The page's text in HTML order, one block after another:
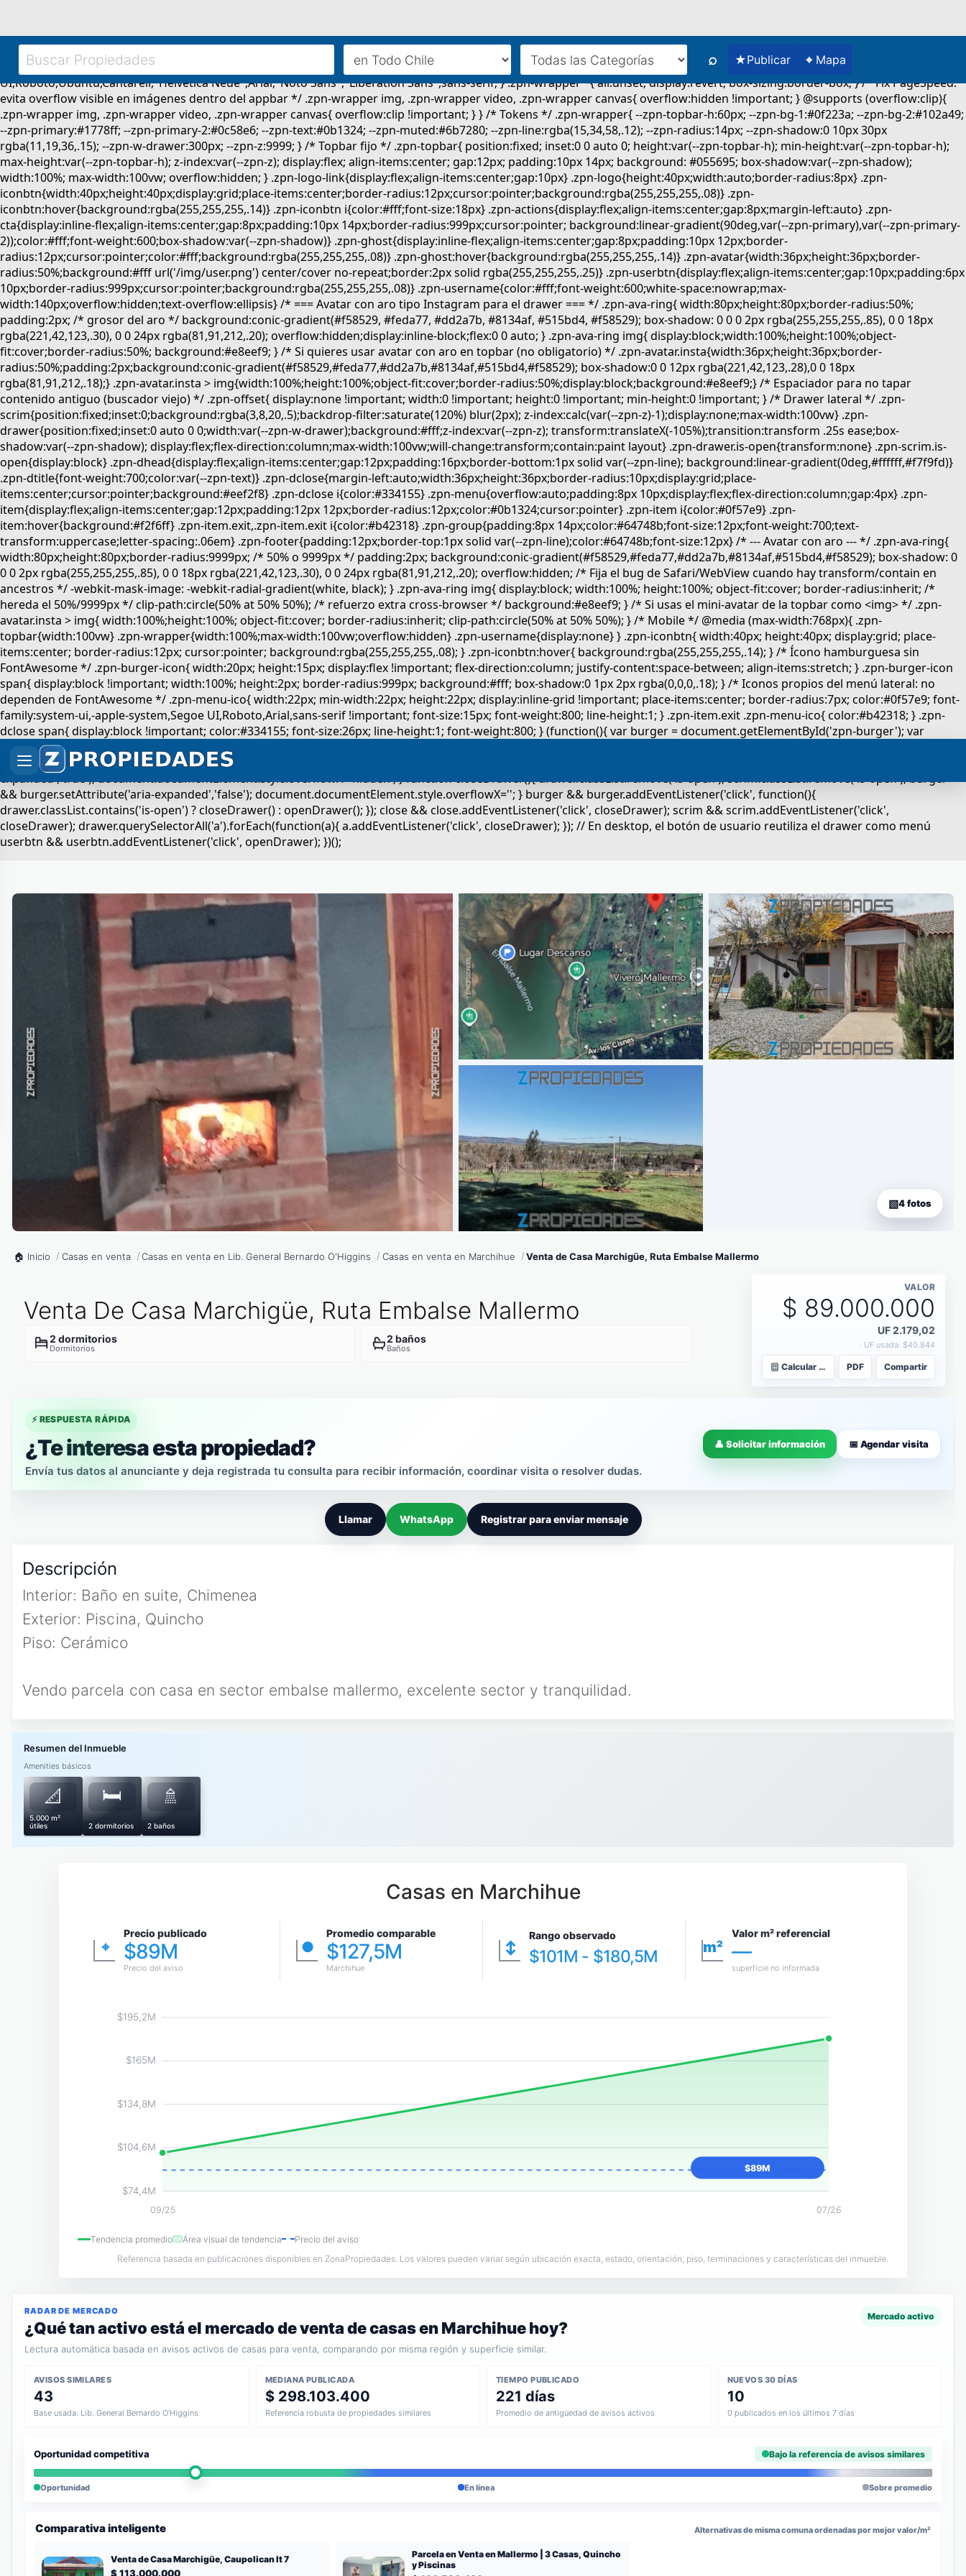
⌕ ★Publicar ⌖ Mapa
4 fotos
Inicio Casas en venta Casas en venta en Lib. General Bernardo O'Higgins Casas en venta en Marchihue Venta de Casa Marchigüe, Ruta Embalse Mallermo
Venta De Casa Marchigüe, Ruta Embalse Mallermo
2 dormitorios
Dormitorios
2 baños
Baños
VALOR
$ 89.000.000
UF 2.179,02
· UF usada: $40.844
Calcular dividendo
PDF Compartir
⚡ RESPUESTA RÁPIDA
¿Te interesa esta propiedad?
Envía tus datos al anunciante y deja registrada tu consulta para recibir información, coordinar visita o resolver dudas.
👤 Solicitar información 📅 Agendar visita
Llamar WhatsApp Registrar para enviar mensaje
Descripción
Interior: Baño en suite, Chimenea
Exterior: Piscina, Quincho
Piso: Cerámico
Vendo parcela con casa en sector embalse mallermo, excelente sector y tranquilidad.
Amenities básicos
📐
5.000 m²
útiles
🛏️
2 dormitorios
🚿
2 baños
Casas en Marchihue
⌖
Precio publicado
$89M
Precio del aviso
●
Promedio comparable
$127,5M
Marchihue
↕
Rango observado
$101M - $180,5M m²
Valor m² referencial
—
superficie no informada
$74,4M
$104,6M
$134,8M
$165M
$195,2M
09/25 07/26
$89M
Tendencia promedio Área visual de tendencia
Precio del aviso
Referencia basada en publicaciones disponibles en ZonaPropiedades. Los valores pueden variar según ubicación exacta, estado, orientación, piso, terminaciones y características del inmueble.
RADAR DE MERCADO
¿Qué tan activo está el mercado de venta de casas en Marchihue hoy?
Lectura automática basada en avisos activos de casas para venta, comparando por misma región y superficie similar.
Mercado activo
AVISOS SIMILARES
43
Base usada: Lib. General Bernardo O'Higgins
MEDIANA PUBLICADA
$ 298.103.400
Referencia robusta de propiedades similares
TIEMPO PUBLICADO
221 días
Promedio de antigüedad de avisos activos
NUEVOS 30 DÍAS
10
0 publicados en los últimos 7 días
Oportunidad competitiva Bajo la referencia de avisos similares
Oportunidad En línea Sobre promedio
Comparativa inteligente Alternativas de misma comuna ordenadas por mejor valor/m²
Venta de Casa Marchigüe, Caupolican lt 7
$ 113.000.000
Parcela en Venta en Mallermo | 3 Casas, Quincho
y Piscinas